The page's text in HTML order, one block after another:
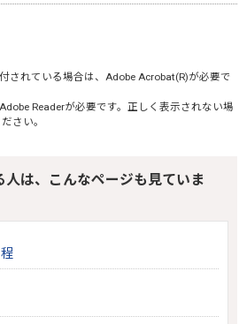
されている場合は、Adobe Acrobat(R)が必要で
Adobe Readerが必要です。正しく表示されない場
さい。
人は、こんなページも見ていま